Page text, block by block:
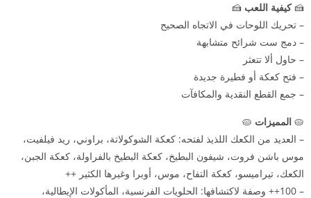
🍰كيفية اللعب 🍰
– تحريك اللوحات في الاتجاه الصحيح
– دمج ست شرائح متشابهة
– حاول ألا تتعثر
– فتح كعكة أو فطيرة جديدة
– جمع القطع النقدية والمكافآت
🥧 المميزات 🥧
– العديد من الكعك اللذيذ لفتحه: كعكة الشوكولاتة، براوني، ريد فيلفيت،
موس باشن فروت، شيفون البطيخ، كعكة البطيخ بالفراولة، كعكة الجبن،
الكعك، تيراميسو، كعكة التفاح، موس، أوبرا وغيرها الكثير ++
– 100++ وصفة لاكتشافها: الحلويات الفرنسية، المأكولات الإيطالية،